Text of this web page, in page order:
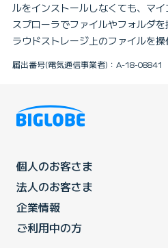
ルをインストールしなくても、マ
スプローラでファイルやフォルダ
ラウドストレージ上のファイルを操
届出番号(電気通信事業者)：A-18-08841
個人のお客さま
法人のお客さま
企業情報
ご利用中の方